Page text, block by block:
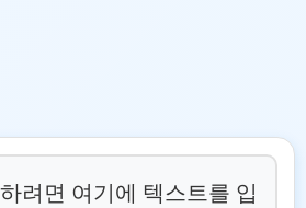
려면 여기에 텍스트를 입